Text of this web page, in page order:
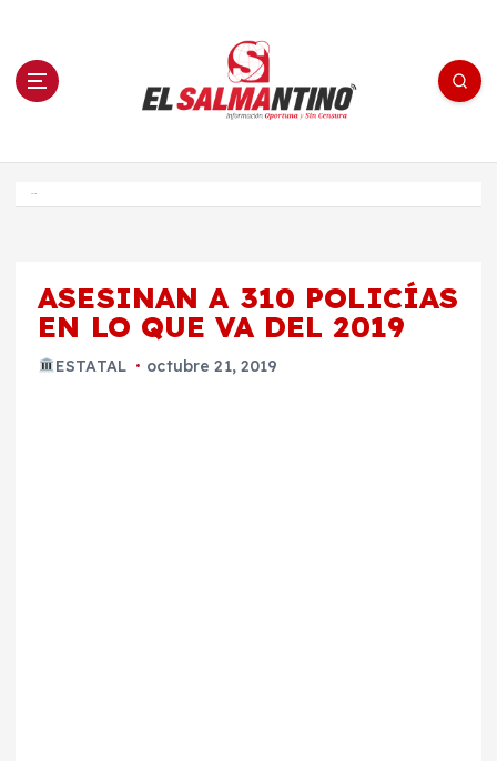
n El Salmantino - medios/noticias/editorial
ASESINAN A 310 POLICÍAS
EN LO QUE VA DEL 2019
ESTATAL octubre 21, 2019